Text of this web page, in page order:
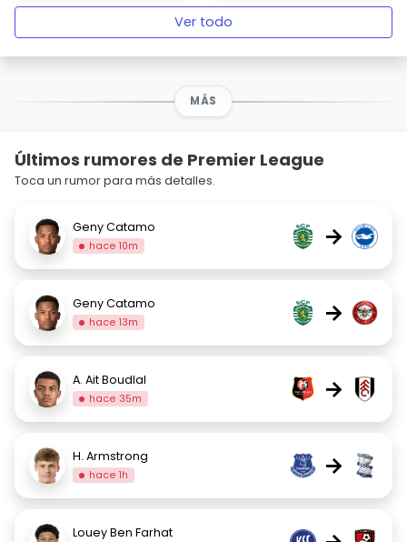
Ver todo
MÁS
Últimos rumores de Premier League
Toca un rumor para más detalles.
Geny Catamo
hace 10m →
Geny Catamo
hace 13m →
A. Ait Boudlal
hace 35m →
H. Armstrong
hace 1h →
Louey Ben Farhat